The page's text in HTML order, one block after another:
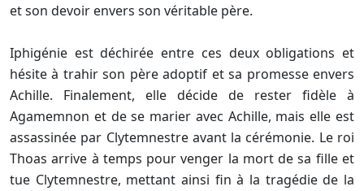
et son devoir envers son véritable père.
Iphigénie est déchirée entre ces deux obligations et
hésite à trahir son père adoptif et sa promesse envers
Achille. Finalement, elle décide de rester fidèle à
Agamemnon et de se marier avec Achille, mais elle est
assassinée par Clytemnestre avant la cérémonie. Le roi
Thoas arrive à temps pour venger la mort de sa fille et
tue Clytemnestre, mettant ainsi fin à la tragédie de la